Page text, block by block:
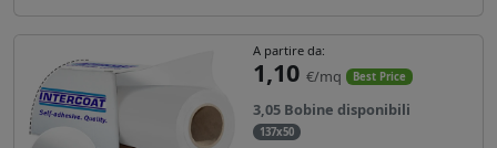
A partire da:
1,10 €/mq Best Price
3,05 Bobine disponibili
137x50